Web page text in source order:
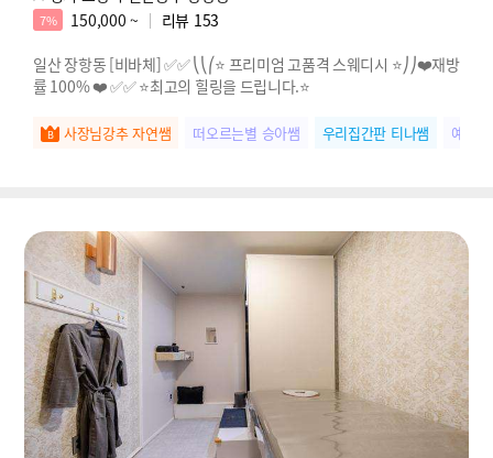
7% 150,000 ~ 리뷰 153
일산 장항동 [비바체] ✅✅ ⎝⎝⎛⭐️ 프리미엄 고품격 스웨디시 ⭐️⎠⎠❤️재방
률 100% ❤️ ✅✅ ⭐️최고의 힐링을 드립니다.⭐️
사장님강추 자연쌤 떠오르는별 승아쌤 우리집간판 티나쌤 예약1